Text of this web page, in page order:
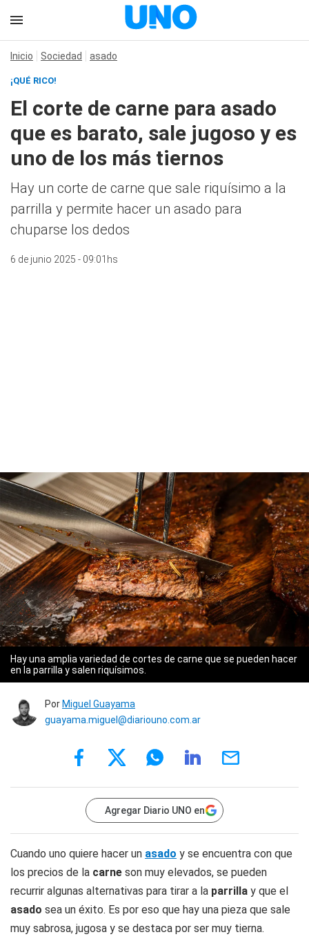
Inicio Sociedad asado
¡QUÉ RICO!
El corte de carne para asado
que es barato, sale jugoso y es
uno de los más tiernos
Hay un corte de carne que sale riquísimo a la
parrilla y permite hacer un asado para
chuparse los dedos
6 de junio 2025 - 09:01hs
Hay una amplia variedad de cortes de carne que se pueden hacer
en la parrilla y salen riquísimos.
Por Miguel Guayama
guayama.miguel@diariouno.com.ar
Agregar Diario UNO en
Cuando uno quiere hacer un asado y se encuentra con que
los precios de la carne son muy elevados, se pueden
recurrir algunas alternativas para tirar a la parrilla y que el
asado sea un éxito. Es por eso que hay una pieza que sale
muy sabrosa, jugosa y se destaca por ser muy tierna.